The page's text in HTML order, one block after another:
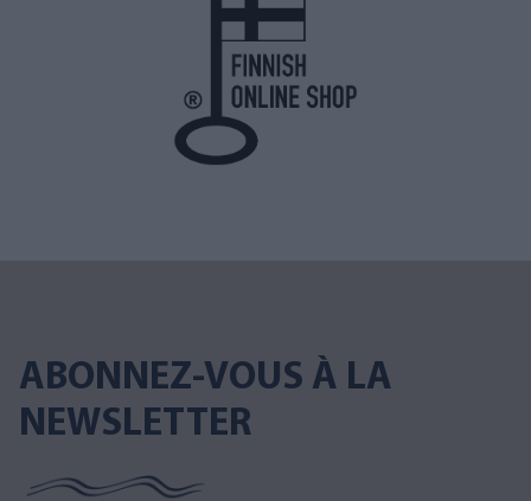
ABONNEZ-VOUS À LA
NEWSLETTER